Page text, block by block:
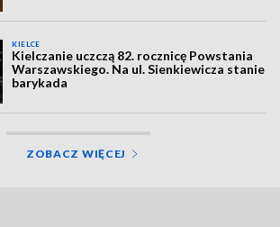
KIELCE
Kielczanie uczczą 82. rocznicę Powstania
Warszawskiego. Na ul. Sienkiewicza stanie
barykada
ZOBACZ WIĘCEJ